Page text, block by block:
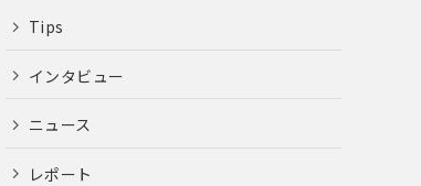
Tips
インタビュー
ニュース
レポート